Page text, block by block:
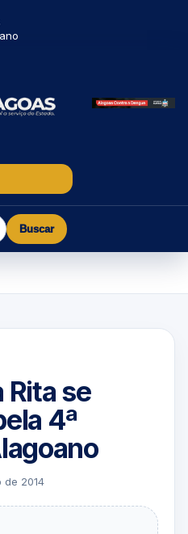
Buscar
Rita se
4ª
de 2014